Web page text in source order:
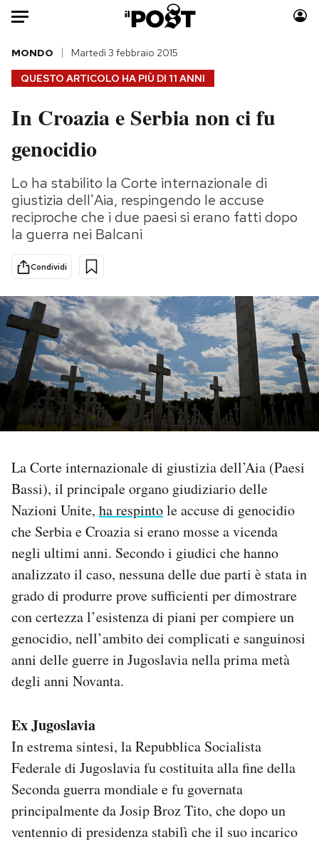
Auto
HOME
Italia
Politica
Tecnologia
Internet
Scienza
Cultura
Economia
Moda
Storie/Idee
Ok Boomer!
Media
PODCAST
NEWSLETTER
SHOP
CALENDARIO
AREA PERSONALE
Area Personale
Notifiche mobile
Regala il Post
Hai bisogno di aiuto?
QUESTO ARTICOLO HA PIÙ DI 11 ANNI
MONDO Martedì 3 febbraio 2015
In Croazia e Serbia non ci fu
genocidio
Lo ha stabilito la Corte internazionale di
giustizia dell'Aia, respingendo le accuse
reciproche che i due paesi si erano fatti dopo
la guerra nei Balcani
Condividi
La Corte internazionale di giustizia dell’Aia (Paesi
Bassi), il principale organo giudiziario delle
Nazioni Unite, ha respintole accuse di genocidio
che Serbia e Croazia si erano mosse a vicenda
negli ultimi anni. Secondo i giudici che hanno
analizzato il caso, nessuna delle due parti è stata in
grado di produrre prove sufficienti per dimostrare
con certezza l’esistenza di piani per compiere un
genocidio, nell’ambito dei complicati e sanguinosi
anni delle guerre in Jugoslavia nella prima metà
degli anni Novanta.
Ex Jugoslavia
In estrema sintesi, la Repubblica Socialista
Federale di Jugoslavia fu costituita alla fine della
Seconda guerra mondiale e fu governata
principalmente da Josip Broz Tito, che dopo un
ventennio di presidenza stabilì che il suo incarico